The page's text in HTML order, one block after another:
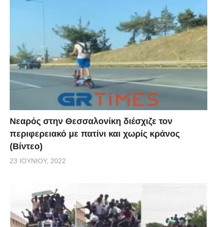
Νεαρός στην Θεσσαλονίκη διέσχιζε τον
περιφερειακό με πατίνι και χωρίς κράνος
(Βίντεο)
23 ΙΟΥΝΊΟΥ, 2022